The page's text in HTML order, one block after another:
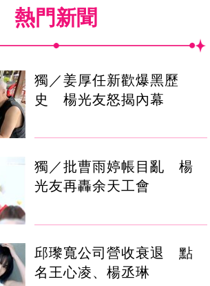
熱門新聞
獨／姜厚任新歡爆黑歷
史 楊光友怒揭內幕
獨／批曹雨婷帳目亂 楊
光友再轟余天工會
邱瓈寬公司營收衰退 點
名王心凌、楊丞琳